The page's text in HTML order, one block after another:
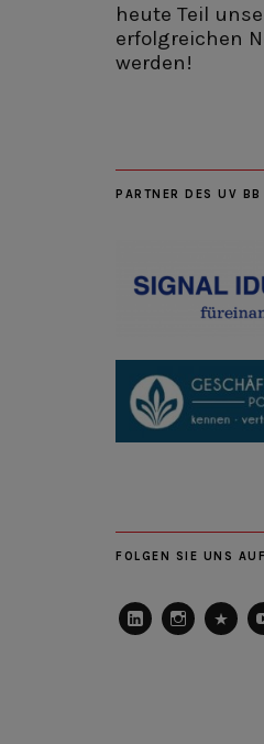
heute Teil
erfolgreichen
werden!
PARTNER DES UV BB
FOLGEN SIE UNS AUF